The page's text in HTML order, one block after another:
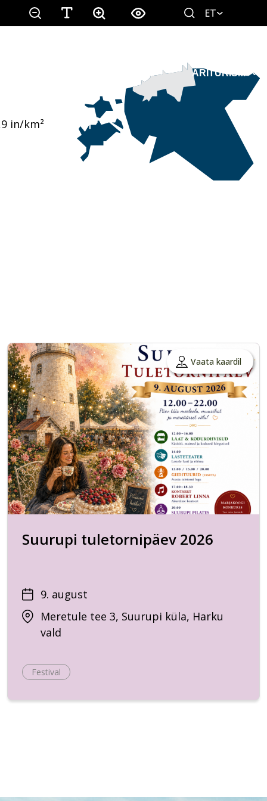
ET
ÄRITURISM
in/km²
Vaata kaardil
Suurupi tuletornipäev 2026
9. august
Meretule tee 3, Suurupi küla, Harku
vald
Festival